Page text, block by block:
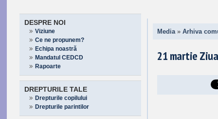
DESPRE NOI
Viziune
Ce ne propunem?
Echipa noastră
Mandatul CEDCD
Rapoarte
DREPTURILE TALE
Drepturile copilului
Drepturile parintilor
Media» Arhiva
21 martie